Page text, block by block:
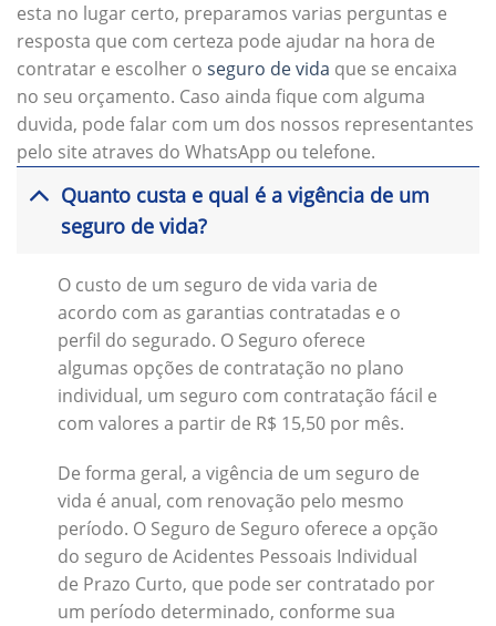
esta no lugar certo, preparamos varias perguntas e
resposta que com certeza pode ajudar na hora de
contratar e escolher o seguro de vida que se encaixa
no seu orçamento. Caso ainda fique com alguma
duvida, pode falar com um dos nossos representantes
pelo site atraves do WhatsApp ou telefone.
Quanto custa e qual é a vigência de um
seguro de vida?
O custo de um seguro de vida varia de
acordo com as garantias contratadas e o
perfil do segurado. O Seguro oferece
algumas opções de contratação no plano
individual, um seguro com contratação fácil e
com valores a partir de R$ 15,50 por mês.
De forma geral, a vigência de um seguro de
vida é anual, com renovação pelo mesmo
período. O Seguro de Seguro oferece a opção
do seguro de Acidentes Pessoais Individual
de Prazo Curto, que pode ser contratado por
um período determinado, conforme sua